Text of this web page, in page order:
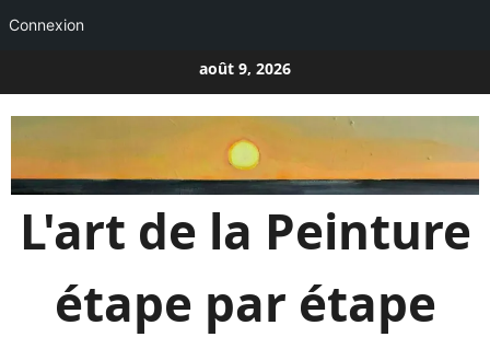
Connexion
au
contenu
août 9, 2026
L'art de la Peinture
étape par étape